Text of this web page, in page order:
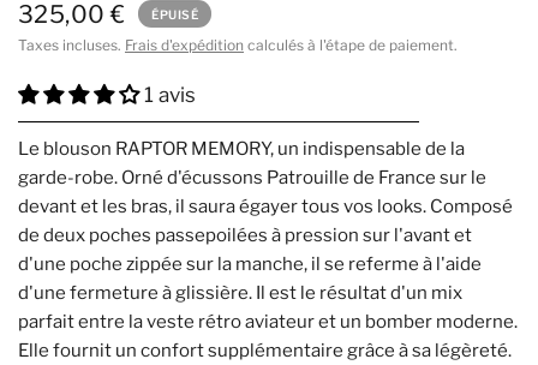
325,00 € ÉPUISÉ
Taxes incluses. Frais d'expédition calculés à l'étape de paiement.
1 avis
Le blouson RAPTOR MEMORY, un indispensable de la
garde-robe. Orné d'écussons Patrouille de France sur le
devant et les bras, il saura égayer tous vos looks. Composé
de deux poches passepoilées à pression sur l'avant et
d'une poche zippée sur la manche, il se referme à l'aide
d'une fermeture à glissière. Il est le résultat d'un mix
parfait entre la veste rétro aviateur et un bomber moderne.
Elle fournit un confort supplémentaire grâce à sa légèreté.